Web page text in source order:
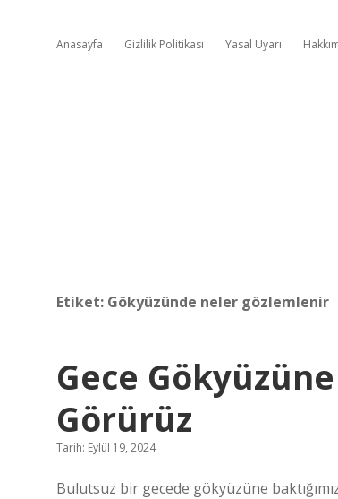
Anasayfa Gizlilik Politikası Yasal Uyarı
Etiket: Gökyüzünde neler gözlemlenir
Gece
Görürüz
Tarih: Eylül 19, 2024
Bulutsuz bir gecede gökyüzüne